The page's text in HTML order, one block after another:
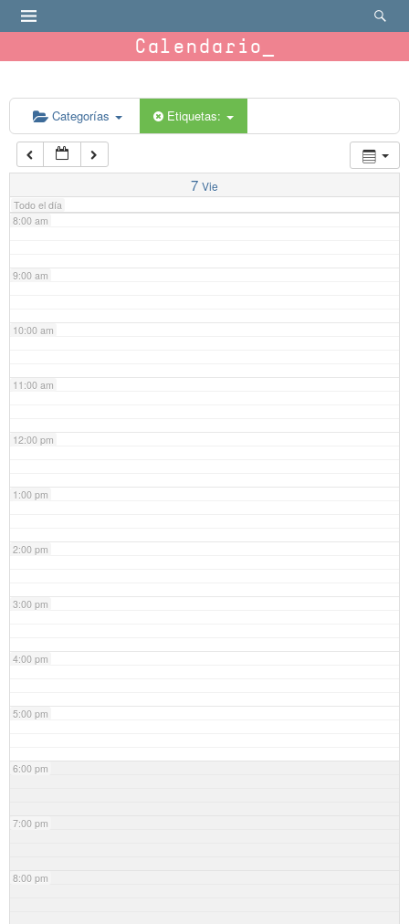
Calendario
Categorías Etiquetas:
7 Vie
Todo el día
6:00 am
7:00 am
8:00 am
9:00 am
10:00 am
11:00 am
12:00 pm
1:00 pm
2:00 pm
3:00 pm
4:00 pm
5:00 pm
6:00 pm
7:00 pm
8:00 pm